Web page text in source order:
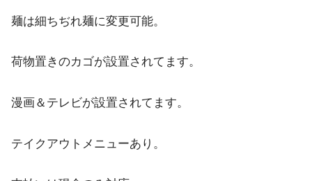
麺は細ちぢれ麺に変更可能。
荷物置きのカゴが設置されてます。
漫画＆テレビが設置されてます。
テイクアウトメニューあり。